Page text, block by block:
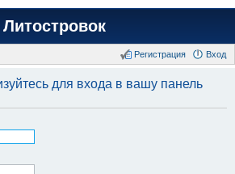
Литостровок
Вход
Регистрация
для входа в вашу панель